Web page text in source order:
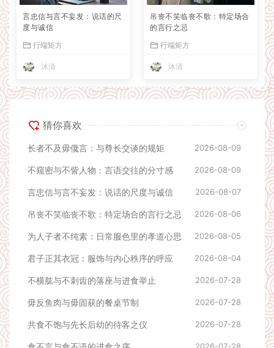
言忠信与言不妄发：说话的尺
度与诚信
行端矩方
沐清
吊丧不笑临丧不歌：特定场合
的言行之忌
行端矩方
沐清
猜你喜欢
长者不及毋儳言：与尊长交谈的规矩 2026-08-09
不窥密与不訾人物：言语交往的分寸感 2026-08-09
言忠信与言不妄发：说话的尺度与诚信 2026-08-07
吊丧不笑临丧不歌：特定场合的言行之忌 2026-08-06
为人子者不纯素：日常服色里的孝道心思 2026-08-05
君子正其衣冠：服饰与内心秩序的呼应 2026-08-04
不横肱与不刺齿的落座与进食举止 2026-07-28
毋反鱼肉与毋固获的餐桌节制 2026-07-28
共食不饱与先长后幼的待客之仪 2026-07-28
2026-07-28